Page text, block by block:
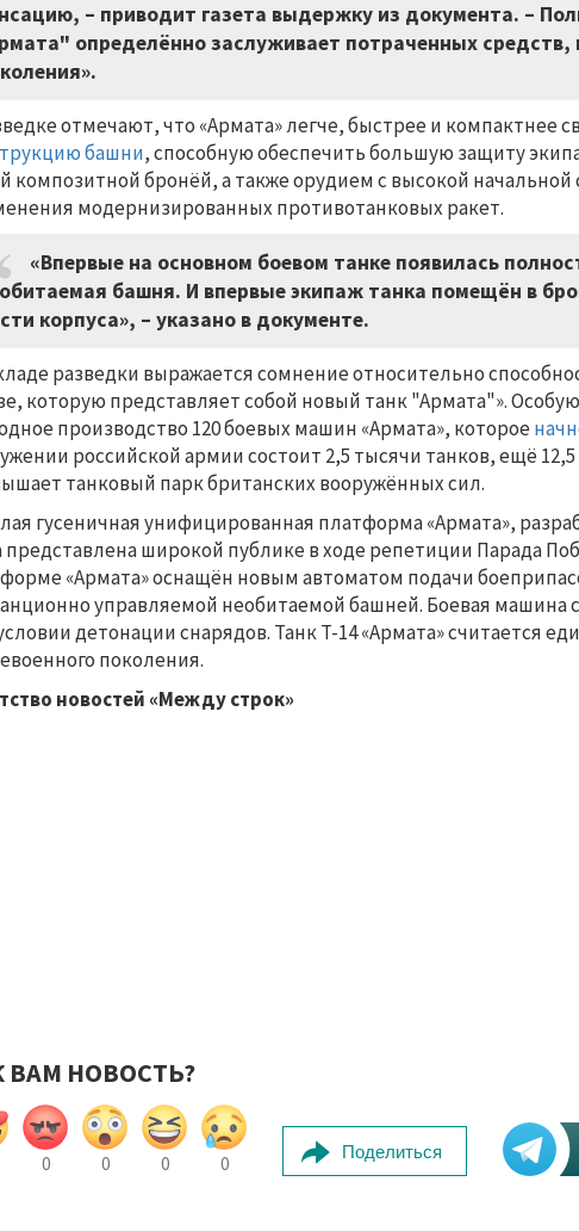
– приводит газета выдержку из документа. –
определённо заслуживает потраченных
отмечают, что «Армата» легче, быстрее и компактнее
башни, способную обеспечить большую защиту
композитной бронёй, а также орудием с высокой
модернизированных противотанковых ракет.
«Впервые на основном боевом танке появилась
башня. И впервые экипаж танка помещён в
корпуса», – указано в документе.
разведки выражается сомнение относительно
которую представляет собой новый танк "Армата"».
производство 120 боевых машин «Армата», которое
российской армии состоит 2,5 тысячи танков, ещё 12,5
танковый парк британских вооружённых сил.
гусеничная унифицированная платформа «Армата»,
широкой публике в ходе репетиции Парада
«Армата» оснащён новым автоматом подачи
управляемой необитаемой башней. Боевая машина
детонации снарядов. Танк Т-14 «Армата» считается
поколения.
новостей «Между строк»
ВАМ НОВОСТЬ?
0 0 0 0
Поделиться